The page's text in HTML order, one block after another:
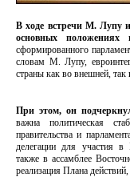
В ходе встречи М. Лупу
основных положениях
сформированного
словам М. Лупу,
страны как во внешней, так
При этом, он
важна политическая
правительства и
делегации для участия в
также в ассамблее
реализация Плана